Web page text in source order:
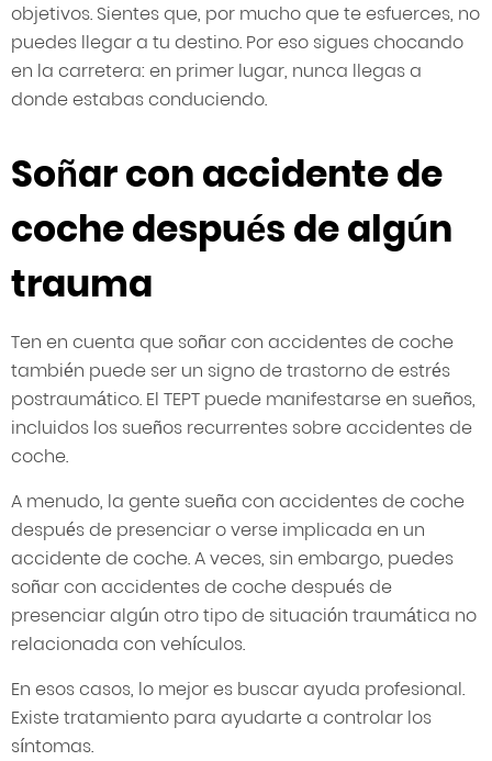
objetivos. Sientes que, por mucho que te esfuerces, no
puedes llegar a tu destino. Por eso sigues chocando
en la carretera: en primer lugar, nunca llegas a
donde estabas conduciendo.
Soñar con accidente de
coche después de algún
trauma
Ten en cuenta que soñar con accidentes de coche
también puede ser un signo de trastorno de estrés
postraumático. El TEPT puede manifestarse en sueños,
incluidos los sueños recurrentes sobre accidentes de
coche.
A menudo, la gente sueña con accidentes de coche
después de presenciar o verse implicada en un
accidente de coche. A veces, sin embargo, puedes
soñar con accidentes de coche después de
presenciar algún otro tipo de situación traumática no
relacionada con vehículos.
En esos casos, lo mejor es buscar ayuda profesional.
Existe tratamiento para ayudarte a controlar los
síntomas.